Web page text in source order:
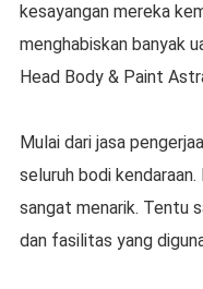
kesayangan mereka
menghabiskan banyak
Head Body & Paint
Mulai dari jasa
seluruh bodi
sangat menarik. Tentu
dan fasilitas yang